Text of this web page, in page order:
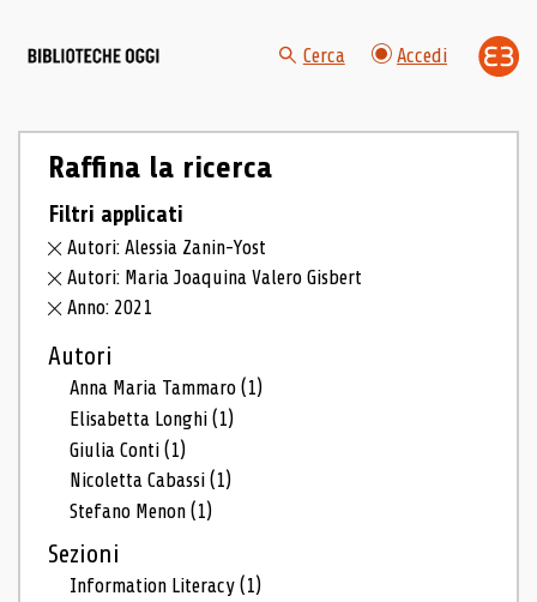
Cerca Accedi
Raffina la ricerca
Filtri applicati
Autori: Alessia Zanin-Yost
Autori: Maria Joaquina Valero Gisbert
Anno: 2021
Autori
Anna Maria Tammaro(1)
Elisabetta Longhi(1)
Giulia Conti(1)
Nicoletta Cabassi(1)
Stefano Menon(1)
Sezioni
Information Literacy(1)